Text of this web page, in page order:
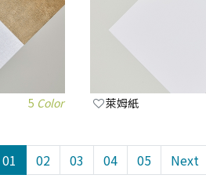
5 Color 萊姆紙
01 02 03 04 05 Next